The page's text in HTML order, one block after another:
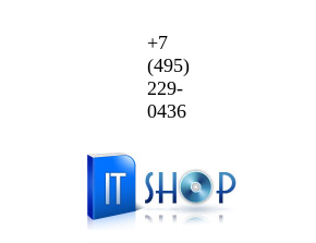
+7
(495)
229-
0436